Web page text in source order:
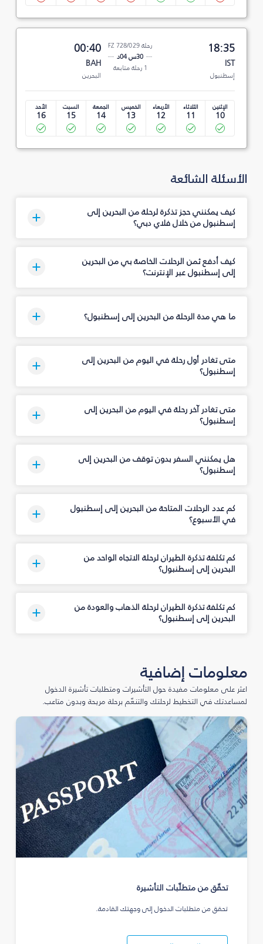
18:35
IST
إسطنبول
رحلة FZ 728/029
30س 04د
1 رحلة متابعة
00:40
BAH
البحرين
الإثنين
10
الثلاثاء
11
الأربعاء
12
الخميس
13
الجمعة
14
السبت
15
الأحد
16
الأسئلة الشائعة
كيف يمكنني حجز تذكرة لرحلة من البحرين إلى
إسطنبول من خلال فلاي دبي؟
كيف أدفع ثمن الرحلات الخاصة بي من البحرين
إلى إسطنبول عبر الإنترنت؟
ما هي مدة الرحلة من البحرين إلى إسطنبول؟
متى تغادر أول رحلة في اليوم من البحرين إلى
إسطنبول؟
متى تغادر آخر رحلة في اليوم من البحرين إلى
إسطنبول؟
هل يمكنني السفر بدون توقف من البحرين إلى
إسطنبول؟
كم عدد الرحلات المتاحة من البحرين إلى إسطنبول
في الأسبوع؟
كم تكلفة تذكرة الطيران لرحلة الاتجاه الواحد من
البحرين إلى إسطنبول؟
كم تكلفة تذكرة الطيران لرحلة الذهاب والعودة من
البحرين إلى إسطنبول؟
معلومات إضافية
اعثر على معلومات مفيدة حول التأشيرات ومتطلبات تأشيرة الدخول
لمساعدتك في التخطيط لرحلتك والتنعّم برحلة مريحة وبدون متاعب.
تحقّق من متطلّبات التأشيرة
تحقق من متطلبات الدخول إلى وجهتك القادمة.